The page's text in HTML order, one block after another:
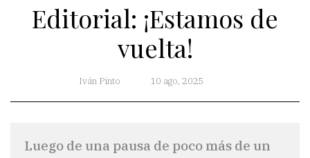
Editorial: ¡Estamos de
vuelta!
Iván Pinto 10 ago, 2025
Luego de una pausa de poco más de un